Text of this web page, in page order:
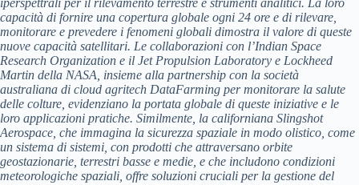
iperspettrali per il rilevamento terrestre e strumenti analitici. La loro
capacità di fornire una copertura globale ogni 24 ore e di rilevare,
monitorare e prevedere i fenomeni globali dimostra il valore di queste
nuove capacità satellitari. Le collaborazioni con l’Indian Space
Research Organization e il Jet Propulsion Laboratory e Lockheed
Martin della NASA, insieme alla partnership con la società
australiana di cloud agritech DataFarming per monitorare la salute
delle colture, evidenziano la portata globale di queste iniziative e le
loro applicazioni pratiche. Similmente, la californiana Slingshot
Aerospace, che immagina la sicurezza spaziale in modo olistico, come
un sistema di sistemi, con prodotti che attraversano orbite
geostazionarie, terrestri basse e medie, e che includono condizioni
meteorologiche spaziali, offre soluzioni cruciali per la gestione del